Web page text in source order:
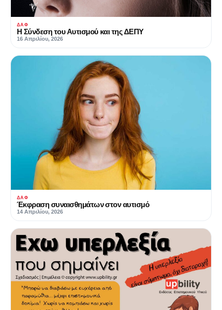
ΔΑΦ
Η Σύνδεση του Αυτισμού και της ΔΕΠΥ
16 Απριλίου, 2026
ΔΑΦ
Έκφραση συναισθημάτων στον αυτισμό
14 Απριλίου, 2026